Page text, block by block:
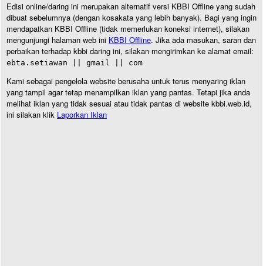
Edisi online/daring ini merupakan alternatif versi KBBI Offline yang sudah
dibuat sebelumnya (dengan kosakata yang lebih banyak). Bagi yang ingin
mendapatkan KBBI Offline (tidak memerlukan koneksi internet), silakan
mengunjungi halaman web ini KBBI Offline. Jika ada masukan, saran dan
perbaikan terhadap kbbi daring ini, silakan mengirimkan ke alamat email:
ebta.setiawan || gmail || com
Kami sebagai pengelola website berusaha untuk terus menyaring iklan
yang tampil agar tetap menampilkan iklan yang pantas. Tetapi jika anda
melihat iklan yang tidak sesuai atau tidak pantas di website kbbi.web.id,
ini silakan klik Laporkan Iklan